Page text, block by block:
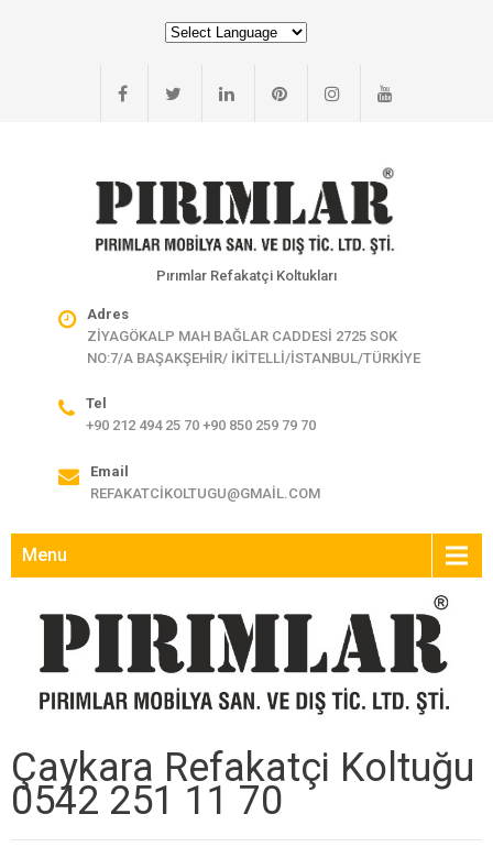
Pırımlar Refakatçi Koltukları
Adres
ZİYAGÖKALP MAH BAĞLAR CADDESİ 2725 SOK
NO:7/A BAŞAKŞEHİR/ İKİTELLİ/İSTANBUL/TÜRKİYE
Tel
+90 212 494 25 70 +90 850 259 79 70
Email
REFAKATCIKOLTUGU@GMAIL.COM
Menu
Çaykara Refakatçi Koltuğu
0542 251 11 70